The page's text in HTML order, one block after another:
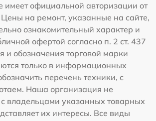
имеет официальной авторизации от
на ремонт, указанные на сайте,
ознакомительный характер и
офертой согласно п. 2 ст. 437
и обозначения торговой марки
только в информационных
перечень техники, с
Наша организация не
владельцами указанных товарных
их интересы. Все виды